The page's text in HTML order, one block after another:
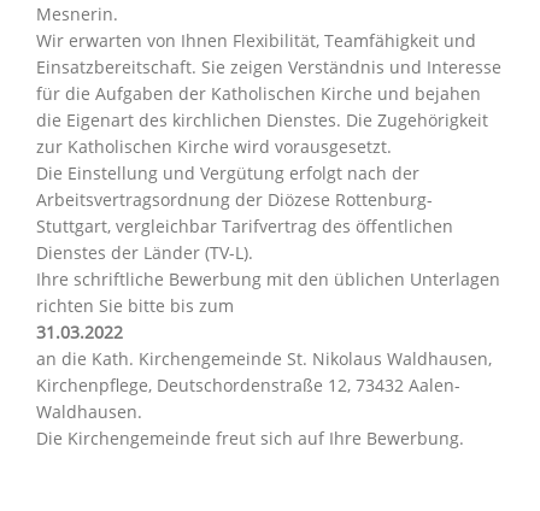
Mesnerin.
Wir erwarten von Ihnen Flexibilität, Teamfähigkeit und
Einsatzbereitschaft. Sie zeigen Verständnis und Interesse
für die Aufgaben der Katholischen Kirche und bejahen
die Eigenart des kirchlichen Dienstes. Die Zugehörigkeit
zur Katholischen Kirche wird vorausgesetzt.
Die Einstellung und Vergütung erfolgt nach der
Arbeitsvertragsordnung der Diözese Rottenburg-
Stuttgart, vergleichbar Tarifvertrag des öffentlichen
Dienstes der Länder (TV-L).
Ihre schriftliche Bewerbung mit den üblichen Unterlagen
richten Sie bitte bis zum
31.03.2022
an die Kath. Kirchengemeinde St. Nikolaus Waldhausen,
Kirchenpflege, Deutschordenstraße 12, 73432 Aalen-
Waldhausen.
Die Kirchengemeinde freut sich auf Ihre Bewerbung.